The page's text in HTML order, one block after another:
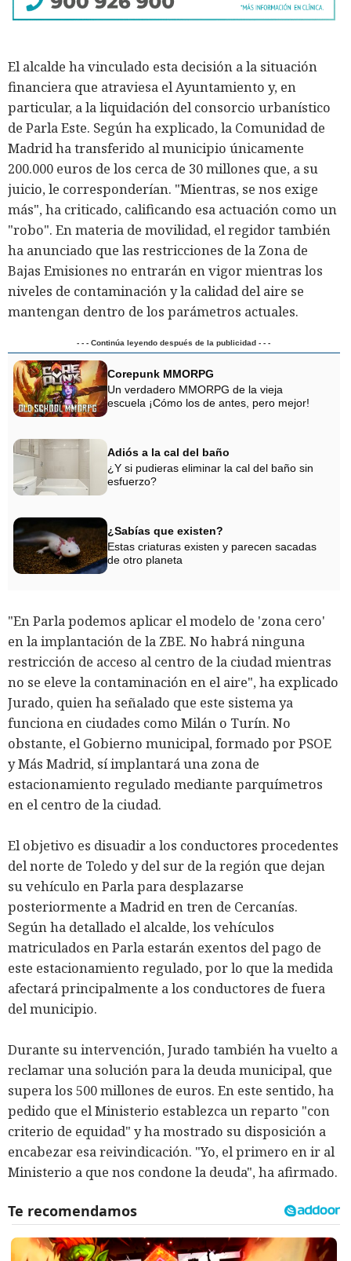
El alcalde ha vinculado esta decisión a la situación
financiera que atraviesa el Ayuntamiento y, en
particular, a la liquidación del consorcio urbanístico
de Parla Este. Según ha explicado, la Comunidad de
Madrid ha transferido al municipio únicamente
200.000 euros de los cerca de 30 millones que, a su
juicio, le corresponderían. "Mientras, se nos exige
más", ha criticado, calificando esa actuación como un
"robo". En materia de movilidad, el regidor también
ha anunciado que las restricciones de la Zona de
Bajas Emisiones no entrarán en vigor mientras los
niveles de contaminación y la calidad del aire se
mantengan dentro de los parámetros actuales.
- - - Continúa leyendo después de la publicidad - - -
Corepunk MMORPG
Un verdadero MMORPG de la vieja
escuela ¡Cómo los de antes, pero mejor!
Adiós a la cal del baño
¿Y si pudieras eliminar la cal del baño sin
esfuerzo?
¿Sabías que existen?
Estas criaturas existen y parecen sacadas
de otro planeta
"En Parla podemos aplicar el modelo de 'zona cero'
en la implantación de la ZBE. No habrá ninguna
restricción de acceso al centro de la ciudad mientras
no se eleve la contaminación en el aire", ha explicado
Jurado, quien ha señalado que este sistema ya
funciona en ciudades como Milán o Turín. No
obstante, el Gobierno municipal, formado por PSOE
y Más Madrid, sí implantará una zona de
estacionamiento regulado mediante parquímetros
en el centro de la ciudad.
El objetivo es disuadir a los conductores procedentes
del norte de Toledo y del sur de la región que dejan
su vehículo en Parla para desplazarse
posteriormente a Madrid en tren de Cercanías.
Según ha detallado el alcalde, los vehículos
matriculados en Parla estarán exentos del pago de
este estacionamiento regulado, por lo que la medida
afectará principalmente a los conductores de fuera
del municipio.
Durante su intervención, Jurado también ha vuelto a
reclamar una solución para la deuda municipal, que
supera los 500 millones de euros. En este sentido, ha
pedido que el Ministerio establezca un reparto "con
criterio de equidad" y ha mostrado su disposición a
encabezar esa reivindicación. "Yo, el primero en ir al
Ministerio a que nos condone la deuda", ha afirmado.